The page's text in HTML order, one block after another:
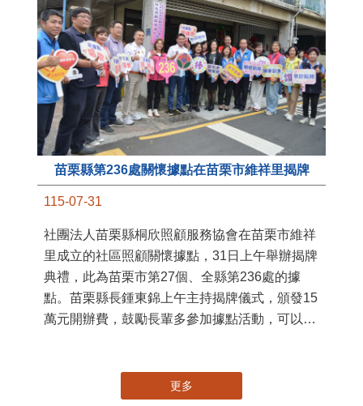
苗栗縣第236處關懷據點在苗栗市維祥里揭牌
115-07-31
社團法人苗栗縣桐欣照顧服務協會在苗栗市維祥
里成立的社區照顧關懷據點，31日上午舉辦揭牌
典禮，此為苗栗市第27個、全縣第236處的據
點。苗栗縣長鍾東錦上午主持揭牌儀式，頒發15
萬元開辦費，鼓勵長輩多參加據點活動，可以更
更多